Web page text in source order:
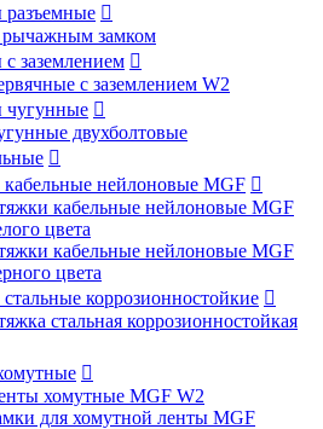

замком
заземлением 
с заземлением W2
чугунные 
двухболтовые

нейлоновые MGF 
кабельные нейлоновые MGF
цвета
кабельные нейлоновые MGF
цвета
коррозионностойкие 
стальная коррозионностойкая

хомутные MGF W2
для хомутной ленты MGF